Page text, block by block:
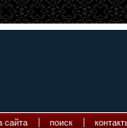
сайта поиск